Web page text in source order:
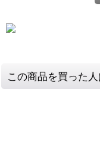
この商品を買った